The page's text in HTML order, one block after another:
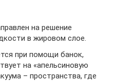
на решение
в жировом слое.
при помощи банок,
на «апельсиновую
– пространства, где